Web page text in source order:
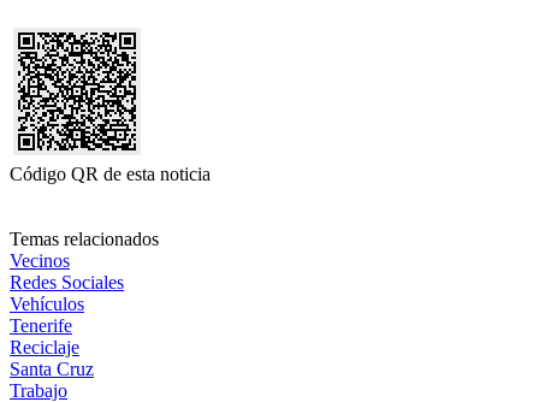
Código QR de esta noticia
Temas relacionados
Vecinos
Redes Sociales
Vehículos
Tenerife
Reciclaje
Santa Cruz
Trabajo